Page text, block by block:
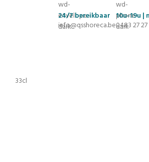
24/7bereikbaar
info@qsshoreca.be
10u-19u |
0483 27 27
33cl